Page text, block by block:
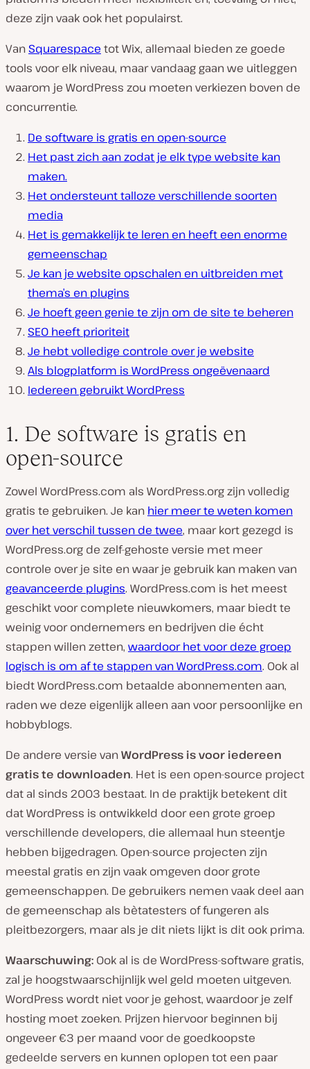
deze zijn vaak ook het populairst.
Van Squarespace tot Wix, allemaal bieden ze goede
tools voor elk niveau, maar vandaag gaan we uitleggen
waarom je WordPress zou moeten verkiezen boven de
concurrentie.
De software is gratis en open-source
Het past zich aan zodat je elk type website kan
maken.
Het ondersteunt talloze verschillende soorten
media
Het is gemakkelijk te leren en heeft een enorme
gemeenschap
Je kan je website opschalen en uitbreiden met
thema’s en plugins
Je hoeft geen genie te zijn om de site te beheren
SEO heeft prioriteit
Je hebt volledige controle over je website
Als blogplatform is WordPress ongeëvenaard
Iedereen gebruikt WordPress
1. De software is gratis en
open-source
Zowel WordPress.com als WordPress.org zijn volledig
gratis te gebruiken. Je kan hier meer te weten komen
over het verschil tussen de twee, maar kort gezegd is
WordPress.org de zelf-gehoste versie met meer
controle over je site en waar je gebruik kan maken van
geavanceerde plugins. WordPress.com is het meest
geschikt voor complete nieuwkomers, maar biedt te
weinig voor ondernemers en bedrijven die écht
stappen willen zetten, waardoor het voor deze groep
logisch is om af te stappen van WordPress.com. Ook al
biedt WordPress.com betaalde abonnementen aan,
raden we deze eigenlijk alleen aan voor persoonlijke en
hobbyblogs.
De andere versie vanWordPress is voor iedereen
gratis te downloaden. Het is een open-source project
dat al sinds 2003 bestaat. In de praktijk betekent dit
dat WordPress is ontwikkeld door een grote groep
verschillende developers, die allemaal hun steentje
hebben bijgedragen. Open-source projecten zijn
meestal gratis en zijn vaak omgeven door grote
gemeenschappen. De gebruikers nemen vaak deel aan
de gemeenschap als bètatesters of fungeren als
pleitbezorgers, maar als je dit niets lijkt is dit ook prima.
Waarschuwing: Ook al is de WordPress-software gratis,
zal je hoogstwaarschijnlijk wel geld moeten uitgeven.
WordPress wordt niet voor je gehost, waardoor je zelf
hosting moet zoeken. Prijzen hiervoor beginnen bij
ongeveer €3 per maand voor de goedkoopste
gedeelde servers en kunnen oplopen tot een paar